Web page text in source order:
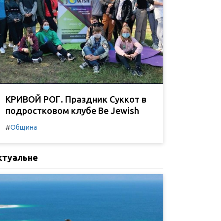
КРИВОЙ РОГ. Праздник Суккот в
подростковом клубе Be Jewish
#Община